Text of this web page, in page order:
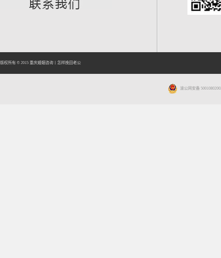
版权所有 © 2015 重庆婚姻咨询 怎样挽回老公
渝公网安备